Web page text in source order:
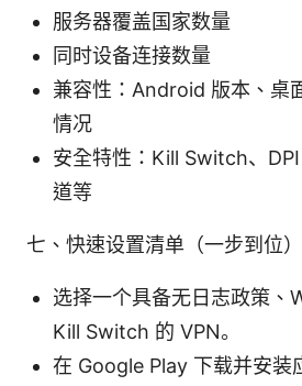
服务器覆盖国家数量
同时设备连接数量
兼容性：Android 版本、桌
情况
安全特性：Kill Switch、
道等
七、快速设置清单（一步到位）
选择一个具备无日志政策、
Kill Switch 的 VPN。
在 Google Play 下载并安装